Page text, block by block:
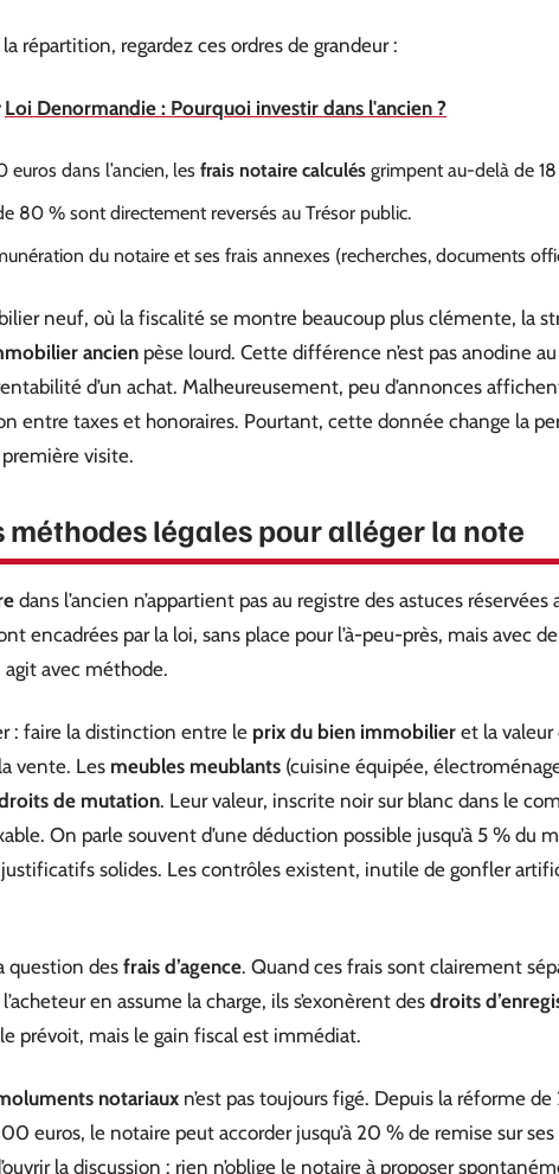
répartition, regardez ces ordres de grandeur :
Loi Denormandie : Pourquoi investir dans l'ancien ?
dans l’ancien, les frais notaire calculés grimpent au-delà de
80 % sont directement reversés au Trésor public.
du notaire et ses frais annexes (recherches, documents
neuf, où la fiscalité se montre beaucoup plus clémente, la
ancien pèse lourd. Cette différence n’est pas anodine
d’un achat. Malheureusement, peu d’annonces
entre taxes et honoraires. Pourtant, cette donnée change la
visite.
méthodes légales pour alléger la note
dans l’ancien n’appartient pas au registre des astuces
encadrées par la loi, sans place pour l’à-peu-près, mais avec
agit avec méthode.
: faire la distinction entre le prix du bien immobilier et la valeur
vente. Les meubles meublants (cuisine équipée,
de mutation. Leur valeur, inscrite noir sur blanc dans le
On parle souvent d’une déduction possible jusqu’à 5 % du
solides. Les contrôles existent, inutile de gonfler
question des frais d’agence. Quand ces frais sont clairement
en assume la charge, ils s’exonèrent des droits
prévoit, mais le gain fiscal est immédiat.
notariaux n’est pas toujours figé. Depuis la réforme
euros, le notaire peut accorder jusqu’à 20 % de remise sur ses
la discussion : rien n’oblige le notaire à proposer